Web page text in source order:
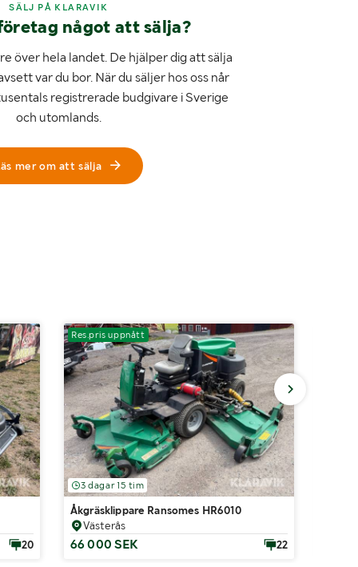
SÄLJ PÅ KLARAVIK
något att sälja?
över hela landet. De hjälper dig att sälja
var du bor. När du säljer hos oss når
registrerade budgivare i Sverige
och utomlands.
mer om att sälja
20
Res.pris uppnått
3 dagar 15 tim
Åkgräsklippare Ransomes HR6010
Västerås
66 000 SEK 22